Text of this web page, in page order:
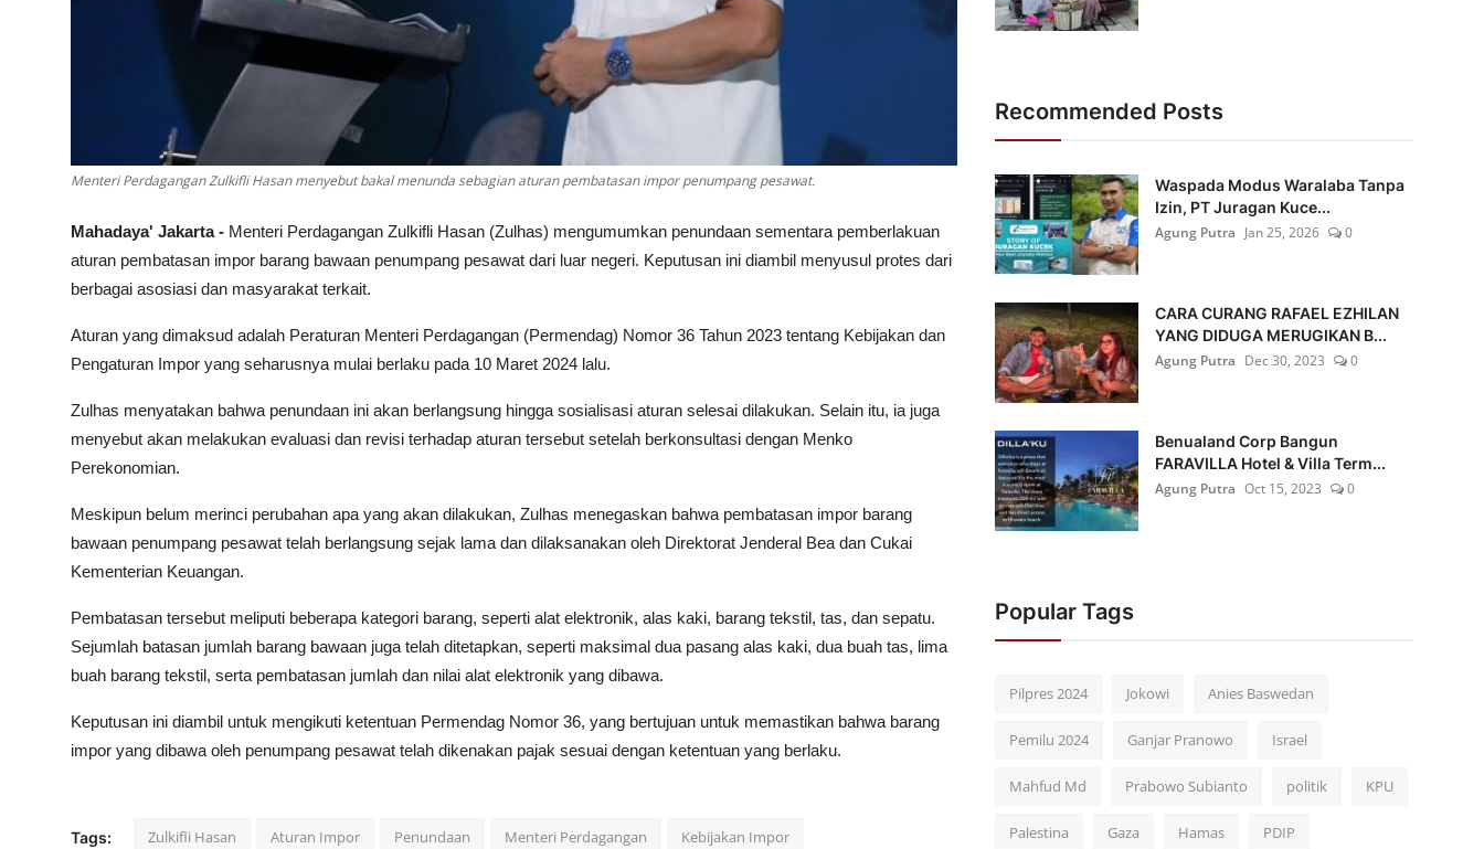
Menteri Perdagangan Zulkifli Hasan menyebut bakal menunda sebagian aturan pembatasan impor penumpang pesawat.
Mahadaya' Jakarta - Menteri Perdagangan Zulkifli Hasan (Zulhas) mengumumkan penundaan sementara pemberlakuan
aturan pembatasan impor barang bawaan penumpang pesawat dari luar negeri. Keputusan ini diambil menyusul protes dari
berbagai asosiasi dan masyarakat terkait.
Aturan yang dimaksud adalah Peraturan Menteri Perdagangan (Permendag) Nomor 36 Tahun 2023 tentang Kebijakan dan
Pengaturan Impor yang seharusnya mulai berlaku pada 10 Maret 2024 lalu.
Zulhas menyatakan bahwa penundaan ini akan berlangsung hingga sosialisasi aturan selesai dilakukan. Selain itu, ia juga
menyebut akan melakukan evaluasi dan revisi terhadap aturan tersebut setelah berkonsultasi dengan Menko
Perekonomian.
Meskipun belum merinci perubahan apa yang akan dilakukan, Zulhas menegaskan bahwa pembatasan impor barang
bawaan penumpang pesawat telah berlangsung sejak lama dan dilaksanakan oleh Direktorat Jenderal Bea dan Cukai
Kementerian Keuangan.
Pembatasan tersebut meliputi beberapa kategori barang, seperti alat elektronik, alas kaki, barang tekstil, tas, dan sepatu.
Sejumlah batasan jumlah barang bawaan juga telah ditetapkan, seperti maksimal dua pasang alas kaki, dua buah tas, lima
buah barang tekstil, serta pembatasan jumlah dan nilai alat elektronik yang dibawa.
Keputusan ini diambil untuk mengikuti ketentuan Permendag Nomor 36, yang bertujuan untuk memastikan bahwa barang
impor yang dibawa oleh penumpang pesawat telah dikenakan pajak sesuai dengan ketentuan yang berlaku.
Tags: Zulkifli Hasan Aturan Impor Penundaan Menteri Perdagangan Kebijakan Impor
Recommended Posts
Waspada Modus Waralaba Tanpa
Izin, PT Juragan Kuce...
Agung Putra Jan 25, 2026 0
CARA CURANG RAFAEL EZHILAN
YANG DIDUGA MERUGIKAN B...
Agung Putra Dec 30, 2023 0
Benualand Corp Bangun
FARAVILLA Hotel & Villa Term...
Agung Putra Oct 15, 2023 0
Popular Tags
Pilpres 2024 Jokowi Anies Baswedan
Pemilu 2024 Ganjar Pranowo Israel
Mahfud Md Prabowo Subianto politik KPU
Palestina Gaza Hamas PDIP